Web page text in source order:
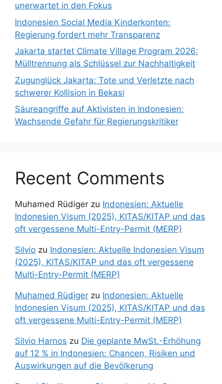
unerwartet in den Fokus
Indonesien Social Media Kinderkonten:
Regierung fordert mehr Transparenz
Jakarta startet Climate Village Program 2026:
Mülltrennung als Schlüssel zur Nachhaltigkeit
Zugunglück Jakarta: Tote und Verletzte nach
schwerer Kollision in Bekasi
Säureangriffe auf Aktivisten in Indonesien:
Wachsende Gefahr für Regierungskritiker
Recent Comments
Muhamed Rüdiger zu Indonesien: Aktuelle
Indonesien Visum (2025), KITAS/KITAP und das
oft vergessene Multi-Entry-Permit (MERP)
Silvio zu Indonesien: Aktuelle Indonesien Visum
(2025), KITAS/KITAP und das oft vergessene
Multi-Entry-Permit (MERP)
Muhamed Rüdiger zu Indonesien: Aktuelle
Indonesien Visum (2025), KITAS/KITAP und das
oft vergessene Multi-Entry-Permit (MERP)
Silvio Harnos zu Die geplante MwSt.-Erhöhung
auf 12 % in Indonesien: Chancen, Risiken und
Auswirkungen auf die Bevölkerung